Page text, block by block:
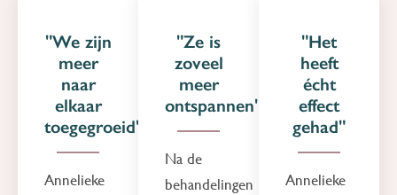
"We zijn
meer
naar
elkaar
toegegroeid"
Annelieke
"Ze is
zoveel
meer
ontspannen"
Na de
behandelingen
"Het
heeft
écht
effect
gehad"
Annelieke